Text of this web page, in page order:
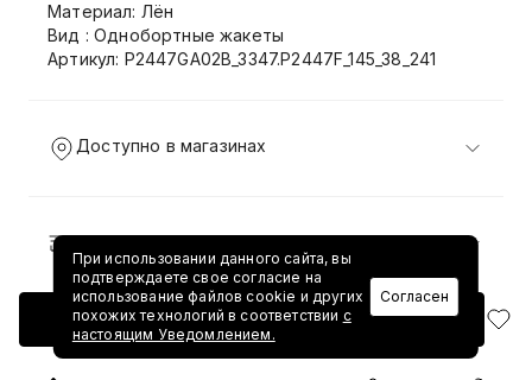
Добавить в корзину
Материал: Лён
Вид : Однобортные жакеты
Артикул: P2447GA02B_3347.P2447F_145_38_241
Доступно в магазинах
Доставка и возврат
При использовании данного сайта, вы
подтверждаете свое согласие на
использование файлов cookie и других
похожих технологий в соответствии с
настоящим Уведомлением.
Согласен